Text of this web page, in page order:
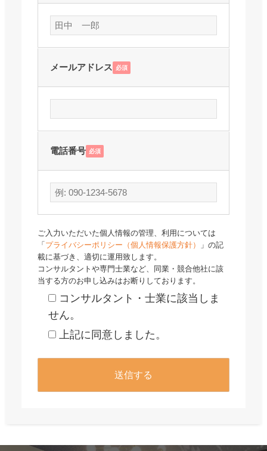
メールアドレス 必須
電話番号 必須
ご入力いただいた個人情報の管理、利用については
「 プライバシーポリシー（個人情報保護方針）
」の記
載に基づき、適切に運用致します。
コンサルタントや専門士業など、同業・競合他社に該
当する方のお申し込みはお断りしております。
コンサルタント・士業に該当しま
せん。
上記に同意しました。